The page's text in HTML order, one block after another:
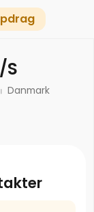
S
Danmark